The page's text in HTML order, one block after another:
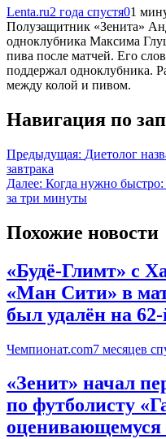
Lenta.ru2 года спустя01
Полузащитник «Зенита»
одноклубника Максима
пива после матчей. Его
поддержал одноклубника.
между колой и пивом.
Навигация по
Предыдущая: Диетолог
завтрака
Далее: Когда нужно быстро:
за три минуты
Похожие новости
«Будё-Глимт» с
«Ман Сити» в
был удалён на
Чемпионат.com7 месяцев
«Зенит» начал
по футболисту